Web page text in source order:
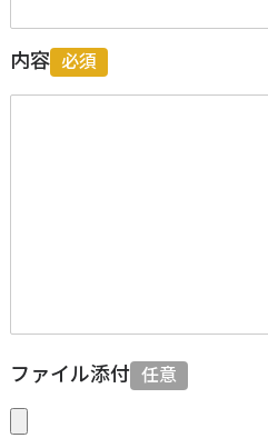
内容 必須
ファイル添付 任意